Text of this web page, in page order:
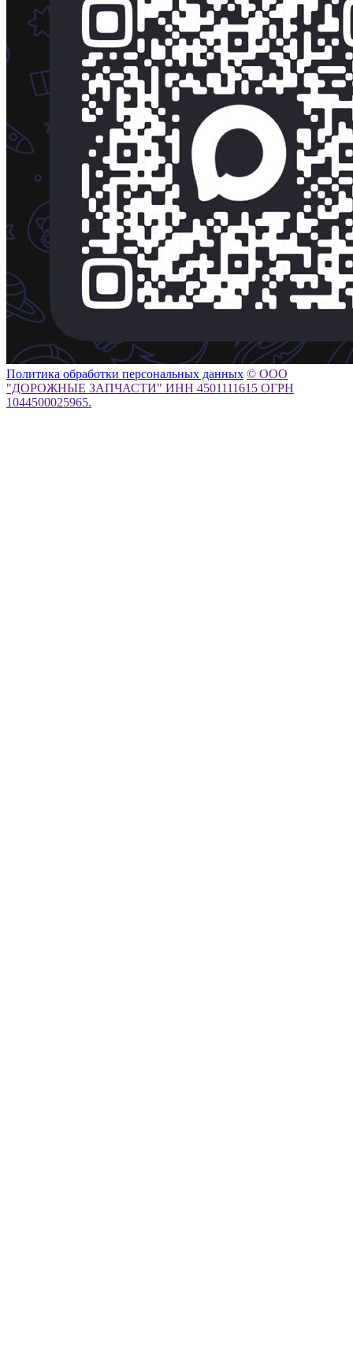
Политика обработки персональных данных © ООО
"ДОРОЖНЫЕ ЗАПЧАСТИ" ИНН 4501111615 ОГРН
1044500025965.